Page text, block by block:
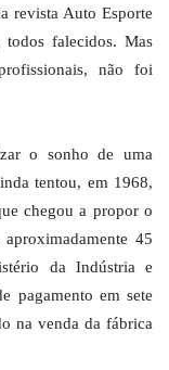
revista Auto Esporte
falecidos. Mas
não foi
o sonho de uma
tentou, em 1968,
chegou a propor o
45
da Indústria e
pagamento em sete
na venda da fábrica